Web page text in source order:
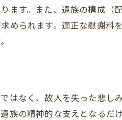
ます。また、遺族の構成（
められます。適正な慰謝料
はなく、故人を失った悲し
族の精神的な支えとなるだ